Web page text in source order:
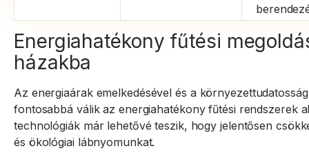
Energiahatékony fűtési
házakba
Az energiaárak emelkedésével és a
fontosabbá válik az energiahatékony fűtési rendszerek
technológiák már lehetővé teszik, hogy jelentősen
és ökológiai lábnyomunkat.